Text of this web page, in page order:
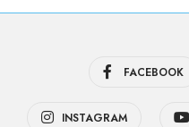
FACEBOOK
INSTAGRAM